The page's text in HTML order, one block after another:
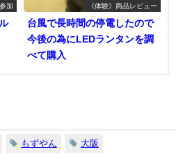
加 《体験》商品レビュー
台風で長時間の停電したので
今後の為にLEDランタンを調
べて購入
もずやん 大阪